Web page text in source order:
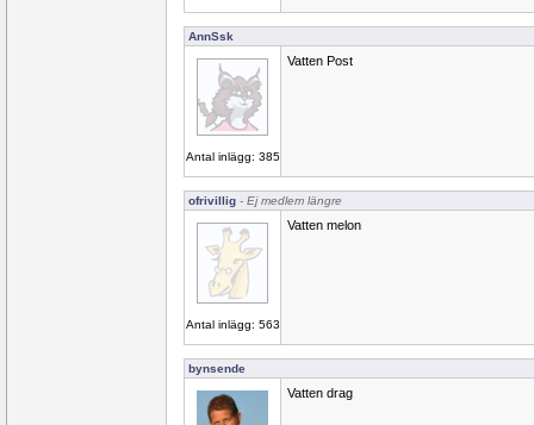
AnnSsk
Antal inlägg: 385
Vatten Post
ofrivillig - Ej medlem längre
Antal inlägg: 563
Vatten melon
bynsende
Vatten drag